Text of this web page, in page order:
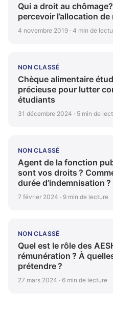
Qui a droit au
percevoir l’allocation de
4 novembre 2019 · 4 min de
NON CLASSÉ
Chèque alimentaire
précieuse pour lutter
étudiants
31 décembre 2024 · 5 min de
NON CLASSÉ
Agent de la fonction
sont vos droits ?
durée d’indemnisation ?
7 février 2024 · 9 min de lecture
NON CLASSÉ
Quel est le rôle des
rémunération ? À
prétendre ?
27 mars 2024 · 6 min de lecture